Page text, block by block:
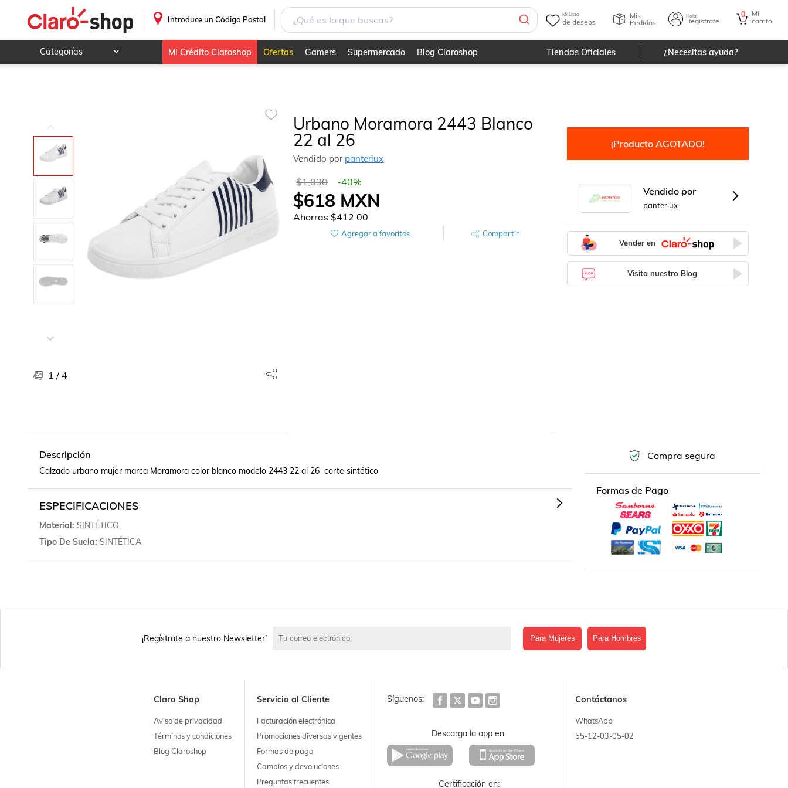
Introduce un Código Postal
Mi Lista
de deseos
Mis
Pedidos
Hola
Registrate
0
Mi
carrito
Categorías
Deportes y ocio
Animales y mascotas
Ropa, calzado y accesorios
Mamá y bebé
Salud, belleza y cuidado personal
Joyería y relojes
Juegos y juguetes
Libros, revistas y comics
Películas, series de tv y música
Mi Crédito Claroshop Ofertas Gamers Supermercado Blog Claroshop Tiendas Oficiales ¿Necesitas ayuda?
1 / 4
Urbano Moramora 2443 Blanco
22 al 26
Vendido por panteriux
$1,030 -40%
$618 MXN
Ahorras$412.00
Agregar a favoritos Compartir
¡Producto AGOTADO!
Vendido por
panteriux
Vender en
Visita nuestro Blog
Descripción
Calzado urbano mujer marca Moramora color blanco modelo 2443 22 al 26  corte sintético
ESPECIFICACIONES
Material SINTÉTICO
Tipo De Suela SINTÉTICA
Compra segura
Formas de Pago
¡Regístrate a nuestro Newsletter! Para Mujeres Para Hombres
Claro Shop
Aviso de privacidad
Términos y condiciones
Blog Claroshop
Servicio al Cliente
Facturación electrónica
Promociones diversas vigentes
Formas de pago
Cambios y devoluciones
Preguntas frecuentes
Síguenos:
Descarga la app en:
Certificación en:
Contáctanos
WhatsApp
55-12-03-05-02